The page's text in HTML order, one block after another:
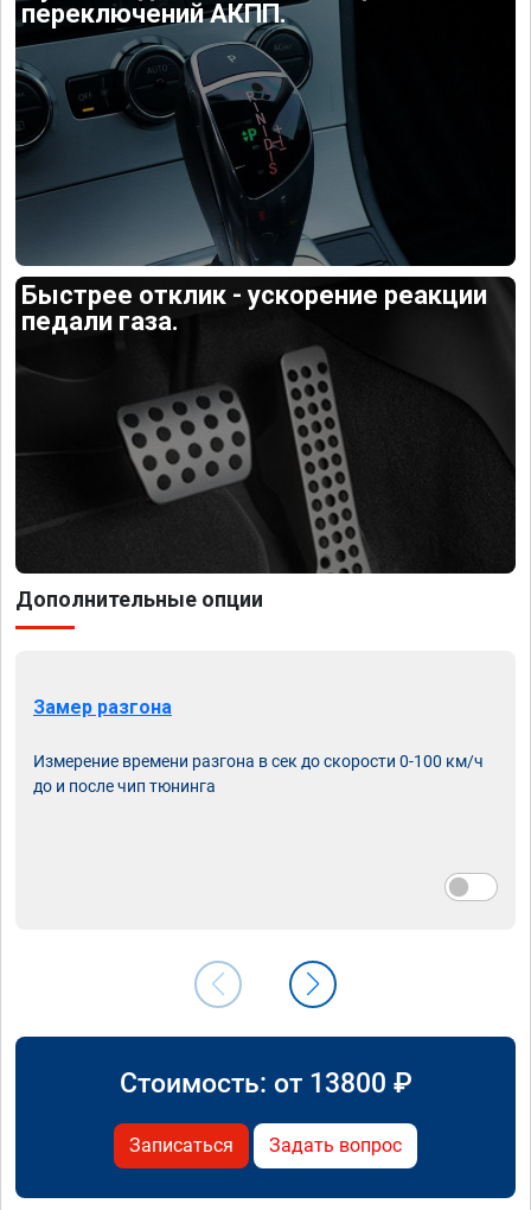
переключений АКПП.
Быстрее отклик - ускорение реакции
педали газа.
Дополнительные опции
Замер разгона
Измерение времени разгона в сек до скорости 0-100 км/ч
до и после чип тюнинга
Стоимость: от 13800 ₽
Записаться Задать вопрос